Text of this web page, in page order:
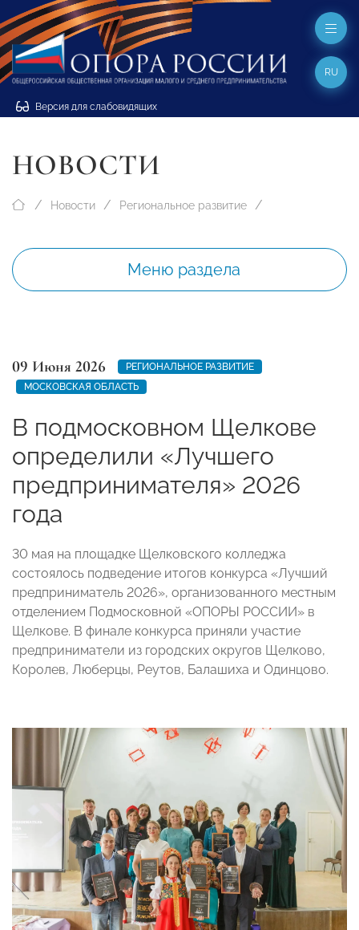
Версия для слабовидящих
RU
НОВОСТИ
Новости Региональное развитие
Меню раздела
09 Июня 2026
РЕГИОНАЛЬНОЕ РАЗВИТИЕ
МОСКОВСКАЯ ОБЛАСТЬ
В подмосковном Щелкове
определили «Лучшего
предпринимателя» 2026
года
30 мая на площадке Щелковского колледжа
состоялось подведение итогов конкурса «Лучший
предприниматель 2026», организованного местным
отделением Подмосковной «ОПОРЫ РОССИИ» в
Щелкове. В финале конкурса приняли участие
предприниматели из городских округов Щелково,
Королев, Люберцы, Реутов, Балашиха и Одинцово.